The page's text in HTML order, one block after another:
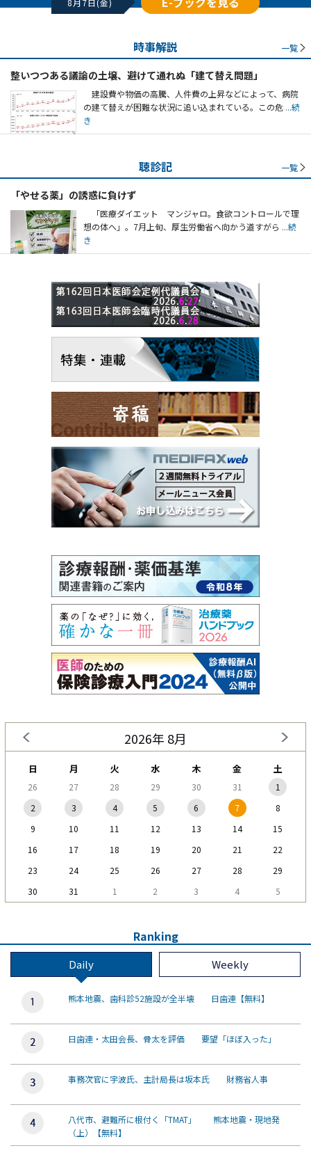
時事解説 一覧
整いつつある議論の土壌、避けて通れぬ「建て替え問題」
建設費や物価の高騰、人件費の上昇などによって、病院
の建て替えが困難な状況に追い込まれている。この危 ...続
き
聴診記 一覧
「やせる薬」の誘惑に負けず
「医療ダイエット マンジャロ。食欲コントロールで理
想の体へ」。7月上旬、厚生労働省へ向かう道すがら ...続
き
2026年 8月
日 月 火 水 木 金 土
26 27 28 29 30 31
1
2
3 4 5 6 7
8
9
10 11 12 13 14
15
16
17 18 19 20 21
22
23
24 25 26 27 28
29
30
31 1 2 3 4 5
Ranking
Daily Weekly
熊本地震、歯科診52施設が全半壊 日歯連【無料】
日歯連・太田会長、骨太を評価 要望「ほぼ入った」
事務次官に宇波氏、主計局長は坂本氏 財務省人事
八代市、避難所に根付く「TMAT」 熊本地震・現地発
（上）【無料】